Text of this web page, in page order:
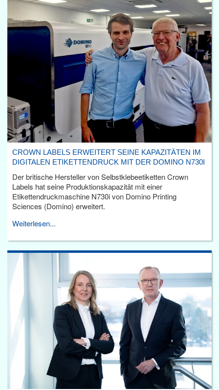
CROWN LABELS ERWEITERT SEINE KAPAZITÄTEN IM
DIGITALEN ETIKETTENDRUCK MIT DER DOMINO N730I
Der britische Hersteller von Selbstklebeetiketten Crown
Labels hat seine Produktionskapazität mit einer
Etikettendruckmaschine N730i von Domino Printing
Sciences (Domino) erweitert.
Weiterlesen...